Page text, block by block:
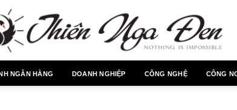
NGÂN HÀNG DOANH NGHIỆP CÔNG NGHỆ CÔNG